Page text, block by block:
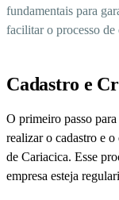
fundamentais para
facilitar o processo de
Cadastro e
O primeiro passo
realizar o cadastro e
de Cariacica. Esse
empresa esteja